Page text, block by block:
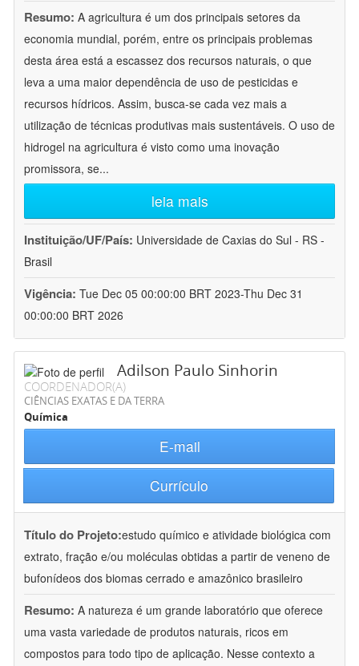
Resumo: A agricultura é um dos principais setores da
economia mundial, porém, entre os principais problemas
desta área está a escassez dos recursos naturais, o que
leva a uma maior dependência de uso de pesticidas e
recursos hídricos. Assim, busca-se cada vez mais a
utilização de técnicas produtivas mais sustentáveis. O uso de
hidrogel na agricultura é visto como uma inovação
promissora, se...
leia mais
Instituição/UF/País: Universidade de Caxias do Sul - RS -
Brasil
Vigência: Tue Dec 05 00:00:00 BRT 2023-Thu Dec 31
00:00:00 BRT 2026
Adilson Paulo Sinhorin
COORDENADOR(A)
CIÊNCIAS EXATAS E DA TERRA
Química
E-mail
Currículo
Título do Projeto:estudo químico e atividade biológica com
extrato, fração e/ou moléculas obtidas a partir de veneno de
bufonídeos dos biomas cerrado e amazônico brasileiro
Resumo: A natureza é um grande laboratório que oferece
uma vasta variedade de produtos naturais, ricos em
compostos para todo tipo de aplicação. Nesse contexto a